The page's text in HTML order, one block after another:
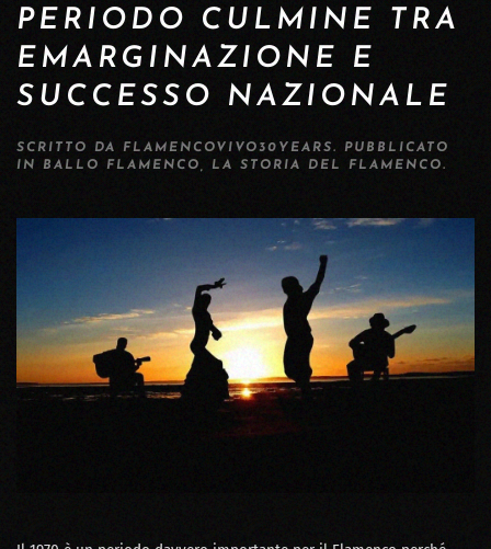
PERIODO CULMINE TRA
EMARGINAZIONE E
SUCCESSO NAZIONALE
SCRITTO DA FLAMENCOVIVO30YEARS. PUBBLICATO
IN BALLO FLAMENCO LA STORIA DEL FLAMENCO.